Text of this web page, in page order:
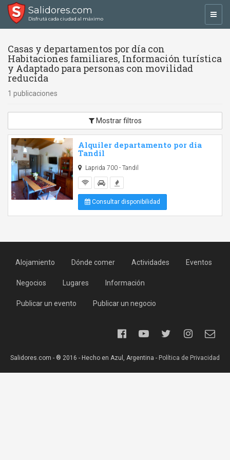
Salidores.com
Disfrutá cada ciudad al máximo
Casas y departamentos por día con
Habitaciones familiares, Información turística
y Adaptado para personas con movilidad
reducida
1 publicaciones
Mostrar filtros
Alquiler departamento por dia
Tandil
Laprida 700 - Tandil
Consultar disponibilidad
Alojamiento Dónde comer Actividades Eventos
Negocios Lugares Información
Publicar un evento Publicar un negocio
Salidores.com - ® 2016 - Hecho en Azul, Argentina - Política de Privacidad